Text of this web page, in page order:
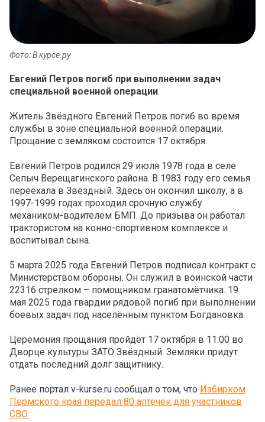
Фото: В курсе.ру
Евгений Петров погиб при выполнении задач
специальной военной операции.
Житель Звёздного Евгений Петров погиб во время
службы в зоне специальной военной операции.
Прощание с земляком состоится 17 октября.
Евгений Петров родился 29 июля 1978 года в селе
Сепыч Верещагинского района. В 1983 году его семья
переехала в Звёздный. Здесь он окончил школу, а в
1997-1999 годах проходил срочную службу
механиком-водителем БМП. До призыва он работал
трактористом на конно-спортивном комплексе и
воспитывал сына.
5 марта 2025 года Евгений Петров подписал контракт с
Министерством обороны. Он служил в воинской части
22316 стрелком – помощником гранатомётчика. 19
мая 2025 года гвардии рядовой погиб при выполнении
боевых задач под населённым пунктом Богдановка.
Церемония прощания пройдёт 17 октября в 11:00 во
Дворце культуры ЗАТО Звёздный. Земляки придут
отдать последний долг защитнику.
Ранее портал v-kurse.ru сообщал о том, что Избирком
Пермского края передал 80 аптечек для участников
СВО.